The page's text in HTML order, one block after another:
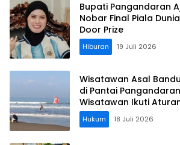
Bupati Pangandaran
Nobar Final Piala
Door Prize
Hiburan 19 Juli 2026
Wisatawan Asal
di Pantai
Wisatawan Ikuti
Hukum 18 Juli 2026